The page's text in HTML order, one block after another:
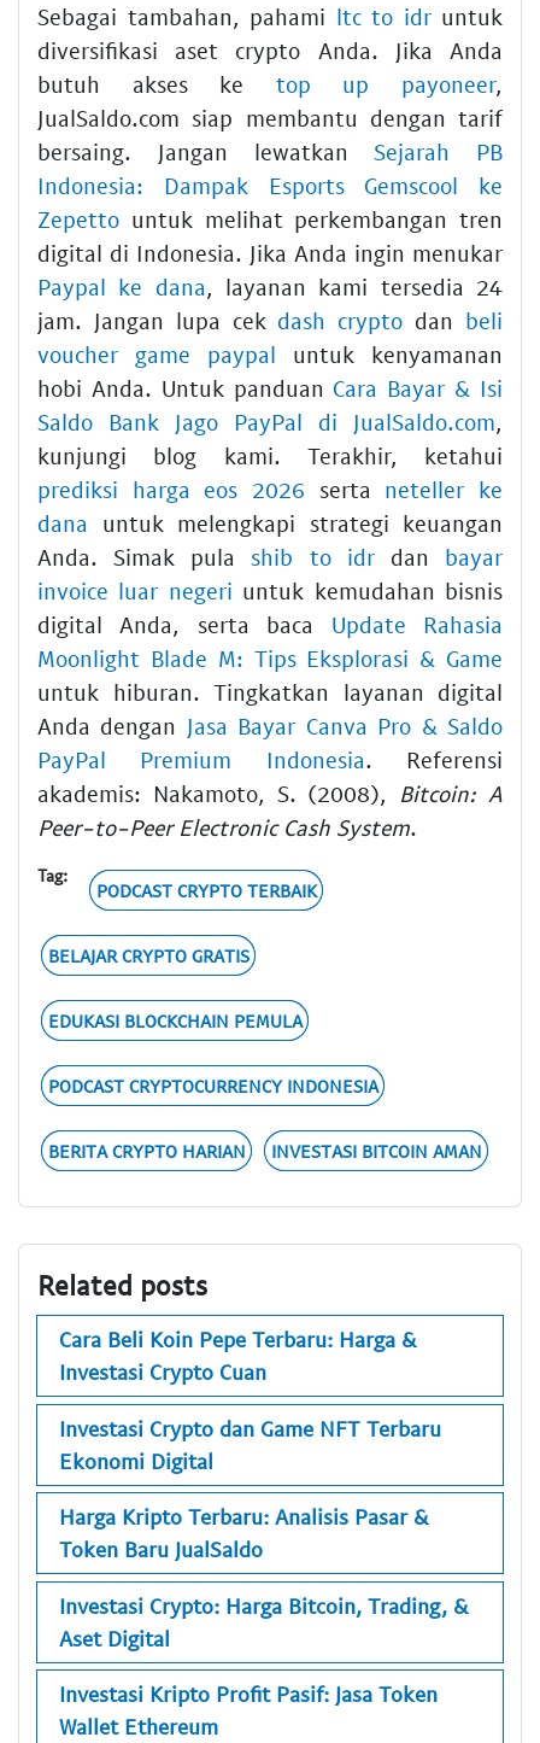
Sebagai tambahan, pahami ltc to idruntuk
diversifikasi aset crypto Anda. Jika Anda
butuh akses ke top up payoneer,
JualSaldo.com siap membantu dengan tarif
bersaing. Jangan lewatkanSejarah PB
Indonesia: Dampak Esports Gemscool ke
Zepetto untuk melihat perkembangan tren
digital di Indonesia. Jika Anda ingin menukar
Paypal ke dana, layanan kami tersedia 24
jam. Jangan lupa cek dash crypto dan beli
voucher game paypal untuk kenyamanan
hobi Anda. Untuk panduan Cara Bayar & Isi
Saldo Bank Jago PayPal di JualSaldo.com,
kunjungi blog kami. Terakhir, ketahui
prediksi harga eos 2026 serta neteller ke
dana untuk melengkapi strategi keuangan
Anda. Simak pulashib to idrdan bayar
invoice luar negeri untuk kemudahan bisnis
digital Anda, serta baca Update Rahasia
Moonlight Blade M: Tips Eksplorasi & Game
untuk hiburan. Tingkatkan layanan digital
Anda dengan Jasa Bayar Canva Pro & Saldo
PayPal Premium Indonesia. Referensi
akademis: Nakamoto, S. (2008), Bitcoin: A
Peer-to-Peer Electronic Cash System.
Tag:
PODCAST CRYPTO TERBAIK
BELAJAR CRYPTO GRATIS
EDUKASI BLOCKCHAIN PEMULA
PODCAST CRYPTOCURRENCY INDONESIA
BERITA CRYPTO HARIAN INVESTASI BITCOIN AMAN
Related posts
Cara Beli Koin Pepe Terbaru: Harga &
Investasi Crypto Cuan
Investasi Crypto dan Game NFT Terbaru
Ekonomi Digital
Harga Kripto Terbaru: Analisis Pasar &
Token Baru JualSaldo
Investasi Crypto: Harga Bitcoin, Trading, &
Aset Digital
Investasi Kripto Profit Pasif: Jasa Token
Wallet Ethereum